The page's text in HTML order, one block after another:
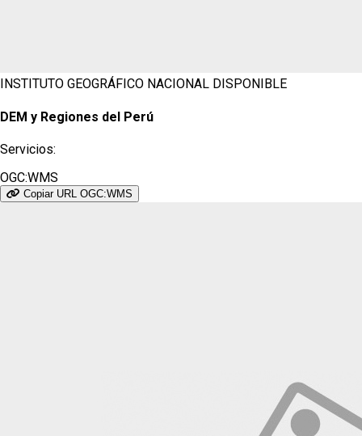
INSTITUTO GEOGRÁFICO NACIONAL DISPONIBLE
DEM y Regiones del Perú
Servicios:
OGC:WMS
Copiar URL OGC:WMS